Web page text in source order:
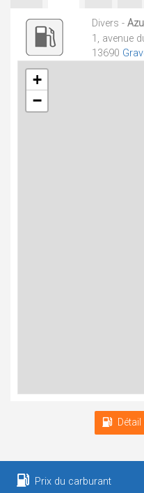
Divers -
1, avenue
13690
+
−
Prix du carburant